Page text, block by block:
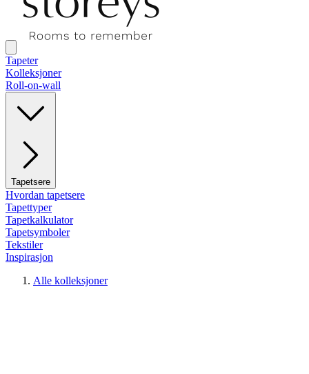
Tapeter
Kolleksjoner
Roll-on-wall
Tapetsere
Hvordan tapetsere
Tapettyper
Tapetkalkulator
Tapetsymboler
Tekstiler
Inspirasjon
Alle kolleksjoner